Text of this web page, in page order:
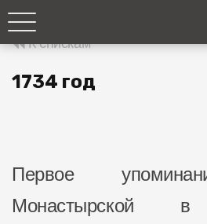
К спискам
1734 год
Первое
Монастырской в